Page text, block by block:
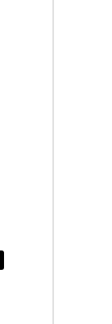
de
producto